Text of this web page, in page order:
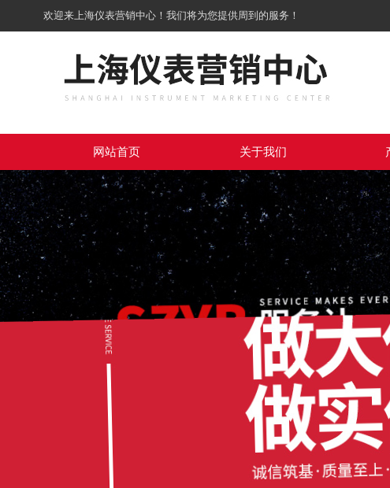
欢迎来上海仪表营销中心！我们将为您提供周到的服务！
网站首页 关于我们